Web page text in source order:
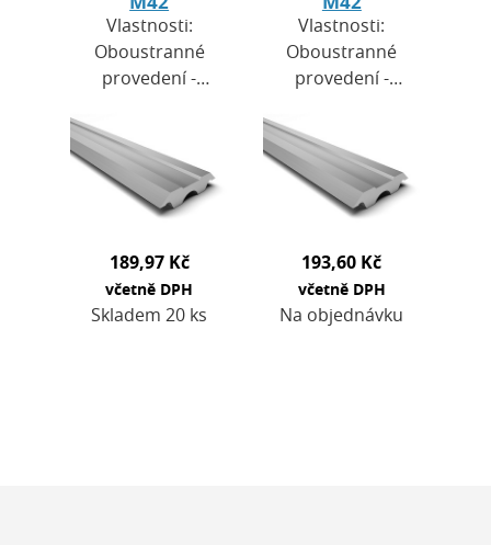
Vlastnosti:
Oboustranné
provedení -
pokračovat v
práci.Materiál
- rychlořezná
ocel (HSS) s
kobaltu …
189,97 Kč
včetně DPH
Skladem 20 ks
Vlastnosti:
Oboustranné
provedení -
pokračovat v
práci.Materiál
- rychlořezná
ocel (HSS) s
kobaltu …
193,60 Kč
včetně DPH
Na objednávku